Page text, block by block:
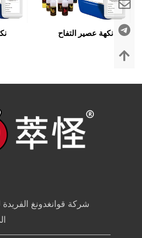
نكهة عصير التفاح
شركة قوانغدونغ الفريدة